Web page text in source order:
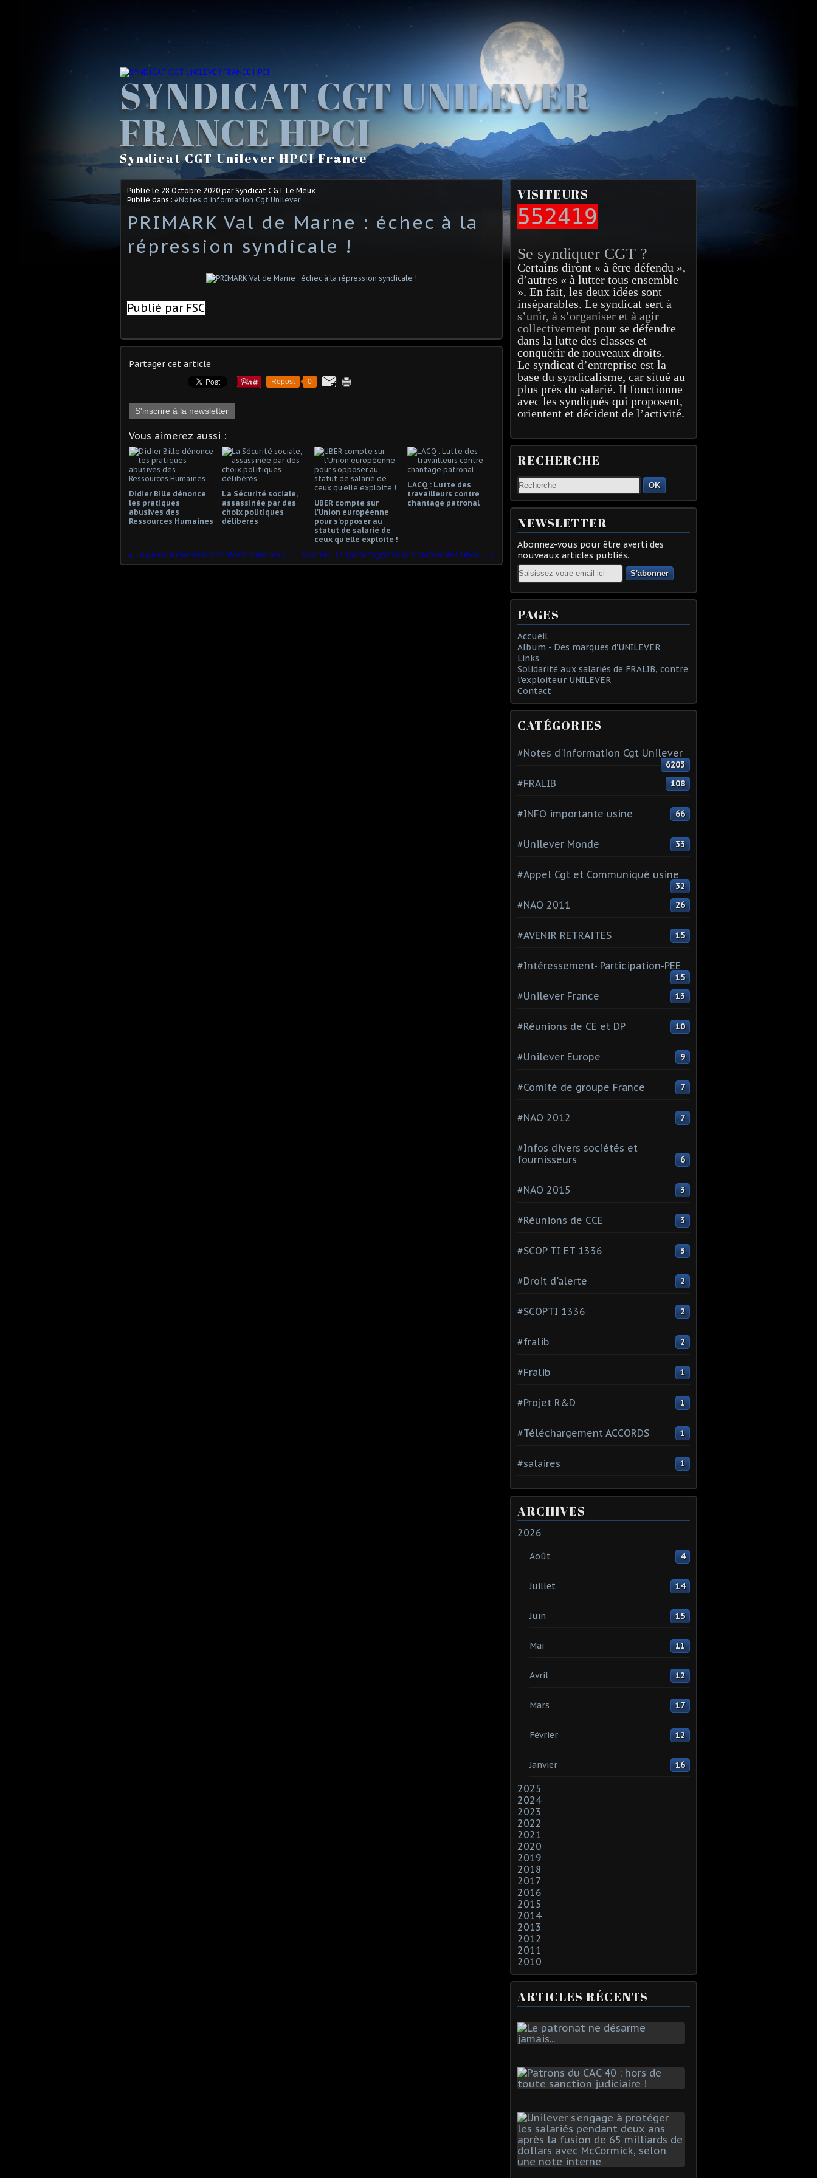
SYNDICAT CGT UNILEVER
FRANCE HPCI
Syndicat CGT Unilever HPCI France
Publié le 28 Octobre 2020 par Syndicat CGT Le Meux
Publié dans : #Notes d'information Cgt Unilever
PRIMARK Val de Marne : échec à la
répression syndicale !
Publié par FSC
Partager cet article
Repost 0
S'inscrire à la newsletter
Vous aimerez aussi :
Didier Bille dénonce
les pratiques
abusives des
Ressources Humaines
La Sécurité sociale,
assassinée par des
choix politiques
délibérés
UBER compte sur
l'Union européenne
pour s'opposer au
statut de salarié de
ceux qu'elle exploite !
LACQ : Lutte des
travailleurs contre
chantage patronal
Le pouvoir macronien s'enferre dans ses contre-réformes Sans rire: Le Qatar "regrette la violation des libertés individuelles"
VISITEURS
552419
Se syndiquer CGT ?
Certains diront « à être défendu »,
d’autres « à lutter tous ensemble
». En fait, les deux idées sont
inséparables. Le syndicat sert à
s’unir, à s’organiser et à agir
collectivement pour se défendre
dans la lutte des classes et
conquérir de nouveaux droits.
Le syndicat d’entreprise est la
base du syndicalisme, car situé au
plus près du salarié. Il fonctionne
avec les syndiqués qui proposent,
orientent et décident de l’activité.
RECHERCHE
OK
NEWSLETTER
Abonnez-vous pour être averti des
nouveaux articles publiés.
Email
PAGES
Accueil
Album - Des marques d'UNILEVER
Links
Solidarité aux salariés de FRALIB, contre
l'exploiteur UNILEVER
Contact
CATÉGORIES
#Notes d'information Cgt Unilever
6203
#FRALIB 108
#INFO importante usine 66
#Unilever Monde 33
#Appel Cgt et Communiqué usine
32
#NAO 2011 26
#AVENIR RETRAITES 15
#Intéressement- Participation-PEE
15
#Unilever France 13
#Réunions de CE et DP 10
#Unilever Europe 9
#Comité de groupe France 7
#NAO 2012 7
#Infos divers sociétés et
fournisseurs
6
#NAO 2015 3
#Réunions de CCE 3
#SCOP TI ET 1336 3
#Droit d'alerte 2
#SCOPTI 1336 2
#fralib 2
#Fralib 1
#Projet R&D 1
#Téléchargement ACCORDS 1
#salaires 1
ARCHIVES
2026
Août 4
Juillet 14
Juin 15
Mai 11
Avril 12
Mars 17
Février 12
Janvier 16
2025
2024
2023
2022
2021
2020
2019
2018
2017
2016
2015
2014
2013
2012
2011
2010
ARTICLES RÉCENTS